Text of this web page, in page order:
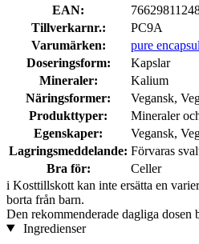
EAN:
Tillverkarnr.:
PC9A
Varumärken:
pure
Doseringsform:
Kapslar
Mineraler:
Kalium
Näringsformer:
Vegansk,
Produkttyper:
Mineraler
Egenskaper:
Vegansk,
Lagringsmeddelande: Förvaras
Bra för:
Celler
i Kosttillskott kan inte ersätta en
borta från barn.
Den rekommenderade dagliga dosen
Ingredienser